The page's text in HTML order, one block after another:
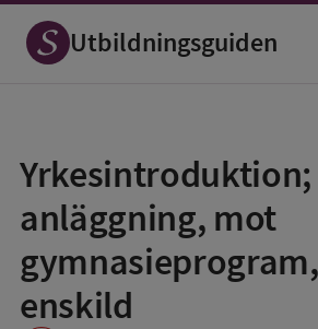
Utbildningsguiden
Yrkesintroduktion;
anläggning, mot
enskild
som
favorit